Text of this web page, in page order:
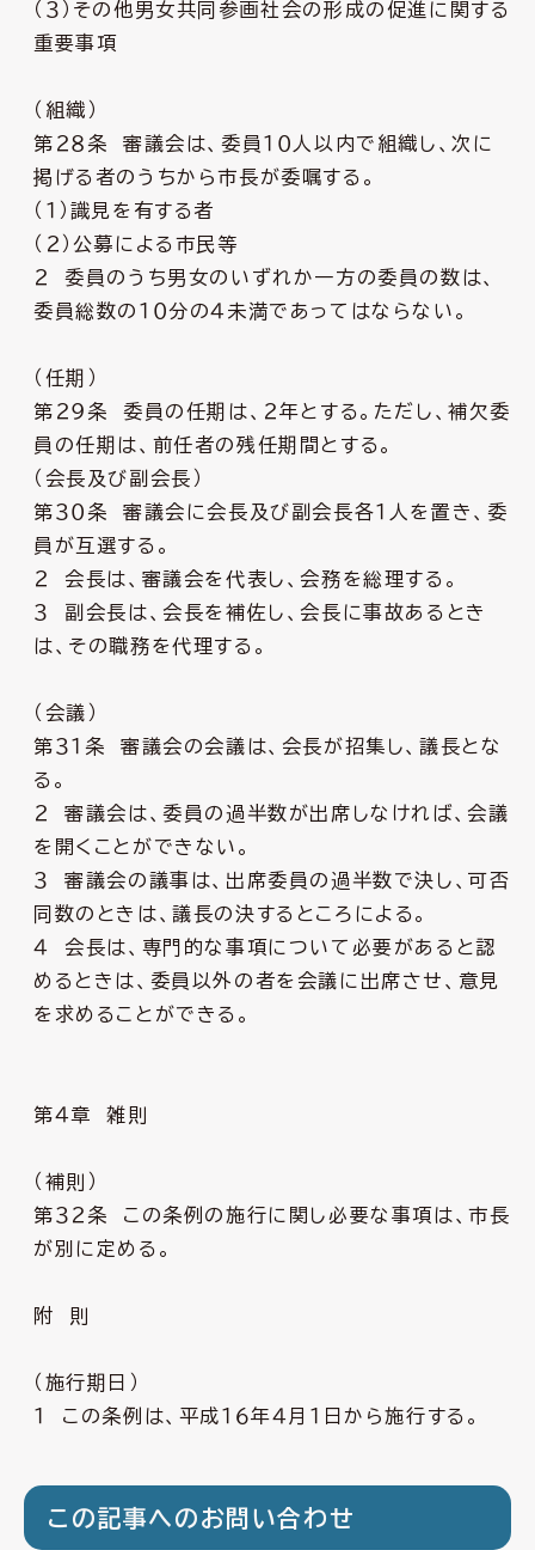
（３）その他男女共同参画社会の形成の促進に関する
重要事項
（組織）
第２８条 審議会は、委員１０人以内で組織し、次に
掲げる者のうちから市長が委嘱する。
（１）識見を有する者
（２）公募による市民等
２ 委員のうち男女のいずれか一方の委員の数は、
委員総数の１０分の４未満であってはならない。
（任期）
第２９条 委員の任期は、２年とする。ただし、補欠委
員の任期は、前任者の残任期間とする。
（会長及び副会長）
第３０条 審議会に会長及び副会長各１人を置き、委
員が互選する。
２ 会長は、審議会を代表し、会務を総理する。
３ 副会長は、会長を補佐し、会長に事故あるとき
は、その職務を代理する。
（会議）
第３１条 審議会の会議は、会長が招集し、議長とな
る。
２ 審議会は、委員の過半数が出席しなければ、会議
を開くことができない。
３ 審議会の議事は、出席委員の過半数で決し、可否
同数のときは、議長の決するところによる。
４ 会長は、専門的な事項について必要があると認
めるときは、委員以外の者を会議に出席させ、意見
を求めることができる。
第４章 雑則
（補則）
第３２条 この条例の施行に関し必要な事項は、市長
が別に定める。
附 則
（施行期日）
１ この条例は、平成１６年４月１日から施行する。
この記事へのお問い合わせ